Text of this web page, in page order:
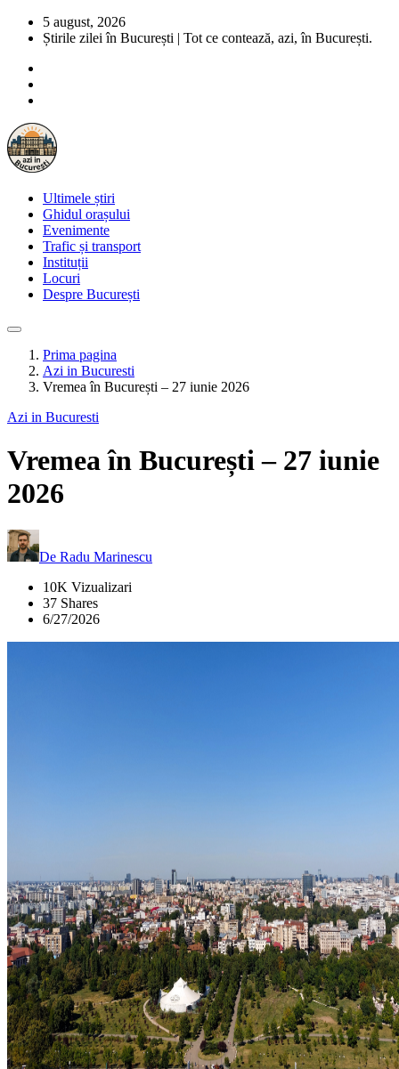
5 august, 2026
Știrile zilei în București | Tot ce contează, azi, în București.
Ultimele știri
Ghidul orașului
Evenimente
Trafic și transport
Instituții
Locuri
Despre București
Prima pagina
Azi in Bucuresti
Vremea în București – 27 iunie 2026
Azi in Bucuresti
Vremea în București – 27 iunie
2026
De Radu Marinescu
10K Vizualizari
37 Shares
6/27/2026